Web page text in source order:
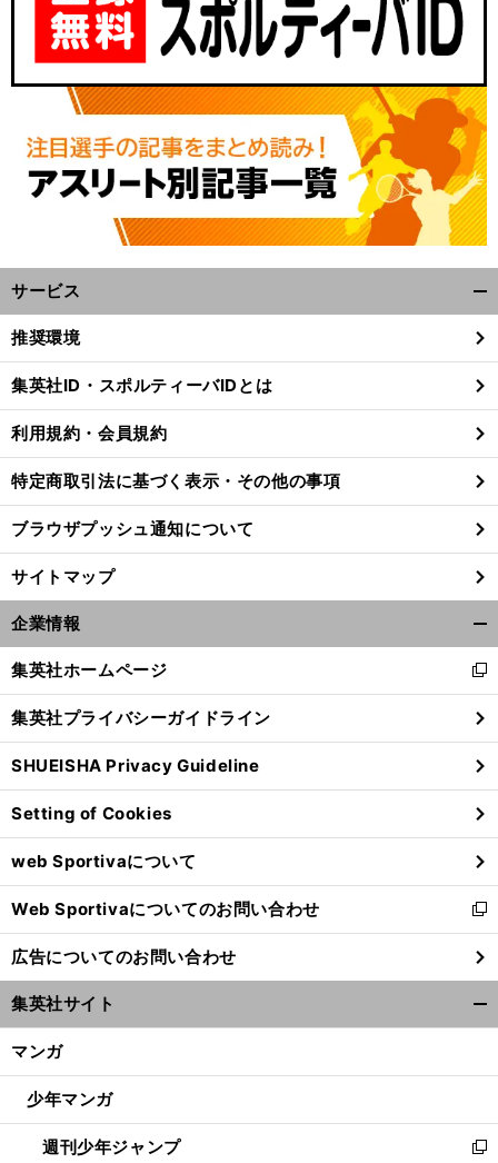
？
替
」
斉
現
、
」
サービス
閉
る
推奨環境
集英社ID・スポルティーバIDとは
利用規約・会員規約
特定商取引法に基づく表示・その他の事項
ブラウザプッシュ通知について
サイトマップ
企業情報
閉
る
集英社ホームページ
新
し
い
ウ
ィ
ン
ド
ウ
で
開
く
集英社プライバシーガイドライン
SHUEISHA Privacy Guideline
Setting of Cookies
web Sportivaについて
Web Sportivaについてのお問い合わせ
新
し
い
ウ
ィ
ン
ウ
開
く
広告についてのお問い合わせ
集英社サイト
マンガ
少年マンガ
週刊少年ジャンプ
新